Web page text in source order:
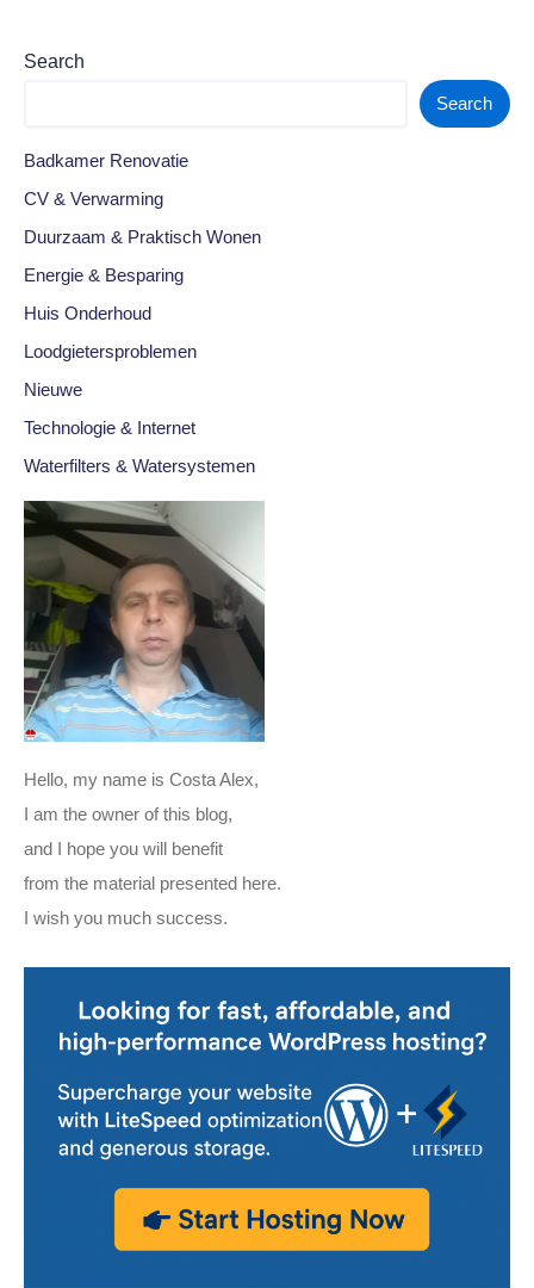
Search
Search
Badkamer Renovatie
CV & Verwarming
Duurzaam & Praktisch Wonen
Energie & Besparing
Huis Onderhoud
Loodgietersproblemen
Nieuwe
Technologie & Internet
Waterfilters & Watersystemen
Hello, my name is Costa Alex,
I am the owner of this blog,
and I hope you will benefit
from the material presented here.
I wish you much success.